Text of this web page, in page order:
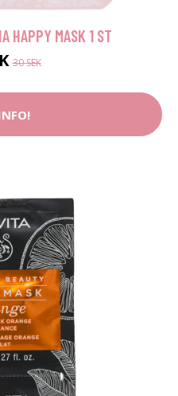
HAPPY MASK 1 ST
30 SEK